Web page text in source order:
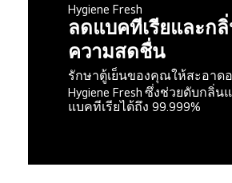
Hygiene Fresh
ลดแบคทีเรียและกลิ่
ความสดชื่น
รักษาตู้เย็นของคุณให้สะอาด
Hygiene Fresh ซึ่งช่วยดับกลิ่น
แบคทีเรียได้ถึง 99.999%